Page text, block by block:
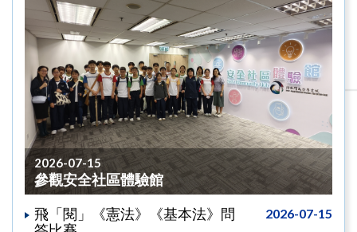
2026-07-15
參觀安全社區體驗館
2026-07-15
飛「閱」《憲法》《基本法》問